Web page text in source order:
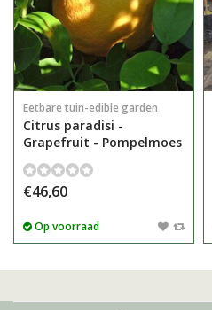
Eetbare tuin-edible garden
Citrus paradisi -
Grapefruit - Pompelmoes
€46,60
Op voorraad